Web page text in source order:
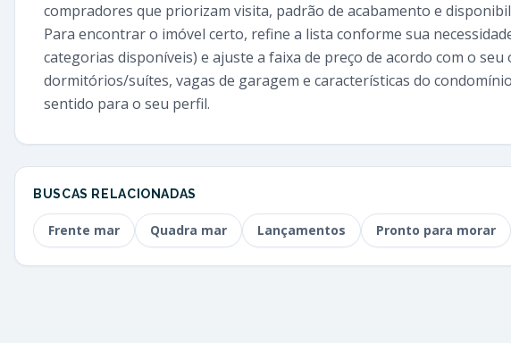
compradores que priorizam visita, padrão de acabamento e
Para encontrar o imóvel certo, refine a lista conforme sua
categorias disponíveis) e ajuste a faixa de preço de acordo com o
dormitórios/suítes, vagas de garagem e características do
sentido para o seu perfil.
BUSCAS RELACIONADAS
Frente mar Quadra mar Lançamentos Pronto para morar